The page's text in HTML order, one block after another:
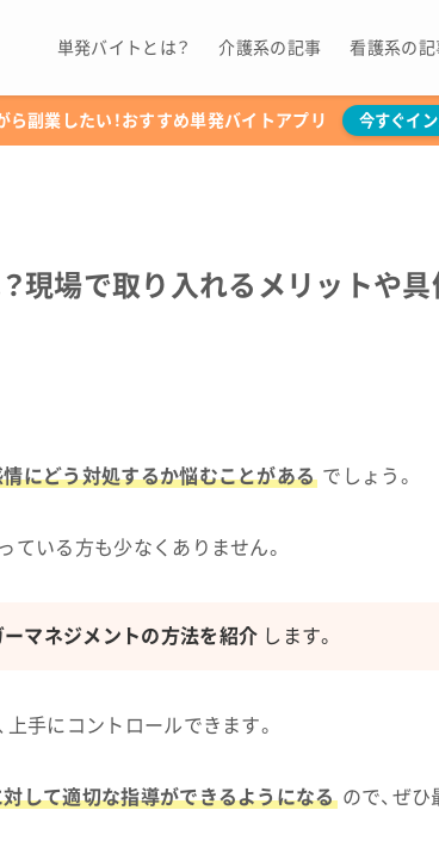
単発バイトとは？ 介護系の記事 看護系の記
ら副業したい！おすすめ単発バイトアプリ 今すぐイ
現場で取り入れるメリットや具
にどう対処するか悩むことがある でしょう。
ている方も少なくありません。
マネジメントの方法を紹介 します。
手にコントロールできます。
して適切な指導ができるようになる ので、ぜひ